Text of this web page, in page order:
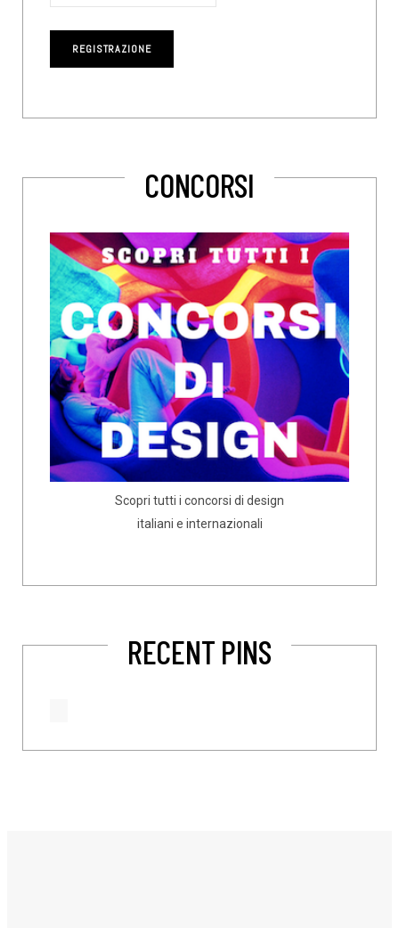
CONCORSI
Scopri tutti i concorsi di design
italiani e internazionali
RECENT PINS